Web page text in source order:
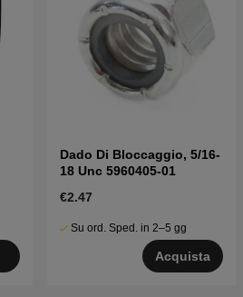
Dado Di Bloccaggio, 5/16-
18 Unc 5960405-01
€2.47
Su ord. Sped. in 2–5 gg
Acquista